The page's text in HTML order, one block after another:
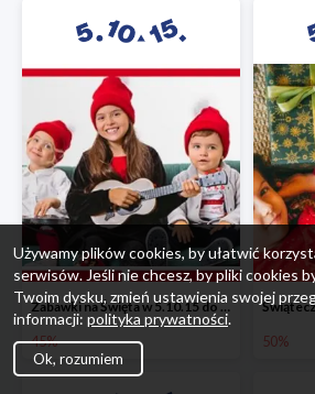
Zabawki na Święta w 5.10.15 do -45%
45% 50%
Używamy plików cookies, by ułatwić
serwisów. Jeśli nie chcesz, by pliki cookies
Twoim dysku, zmień ustawienia swojej
informacji: polityka prywatności.
Ok, rozumiem